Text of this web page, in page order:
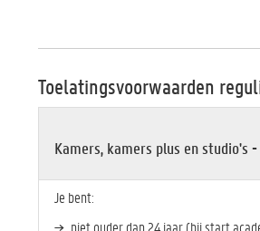
Toelatingsvoorwaarden
Kamers, kamers plus en studio's -
Je bent:
niet ouder dan 24 jaar (bij start